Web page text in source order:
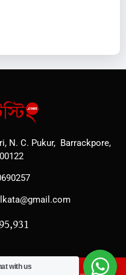
N. C. Pukur, Barrackpore,
with us